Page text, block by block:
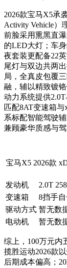
2026款宝马X5承
Activity Vehicle）
前脸采用熏黑直
的LED大灯；车
夜套装更配备22
尾灯与双边共两
局，全真皮包覆
融，辅以精致镀
动力系统提供
匹配8AT变速箱
系标配智能驾驶
兼顾豪华质感与驾
宝马X5 2026款
发动机
2.0T
变速箱
8挡手
驱动方式 暂无数
电动机
暂无数
综上，100万元内
揽胜运动2026款
后期成本偏高；